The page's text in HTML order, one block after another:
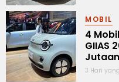
MOBIL
4
GIIAS
Jutaan
3 Hari